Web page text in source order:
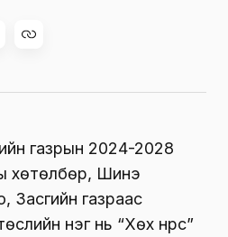
газрын 2024-2028
хөтөлбөр, Шинэ
Засгийн газраас
нэг нь “Хөх нүүрс”